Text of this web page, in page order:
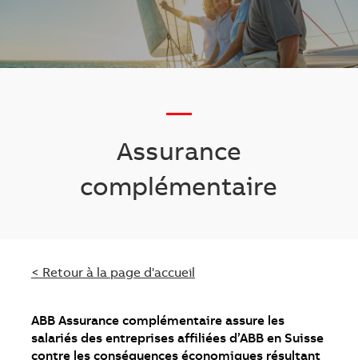
—
Assurance
complémentaire
< Retour à la page d'accueil
ABB Assurance complémentaire assure les
salariés des entreprises affiliées d’ABB en Suisse
contre les conséquences économiques résultant